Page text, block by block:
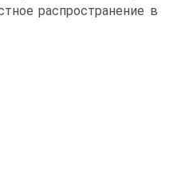
распространение в